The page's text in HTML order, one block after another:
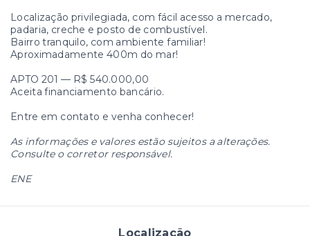
Localização privilegiada, com fácil acesso a mercado,
padaria, creche e posto de combustível.
Bairro tranquilo, com ambiente familiar!
Aproximadamente 400m do mar!
APTO 201 — R$ 540.000,00
Aceita financiamento bancário.
Entre em contato e venha conhecer!
As informações e valores estão sujeitos a alterações.
Consulte o corretor responsável.
ENE
Localização